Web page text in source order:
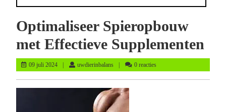
Optimaliseer Spieropbouw
met Effectieve Supplementen
09 juli 202409
juli
uwdierinbalansuwdierinbalans
0 reacties